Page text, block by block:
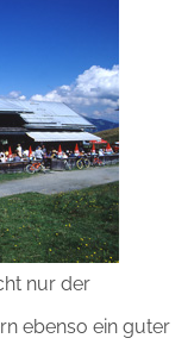
nur der
ebenso ein guter